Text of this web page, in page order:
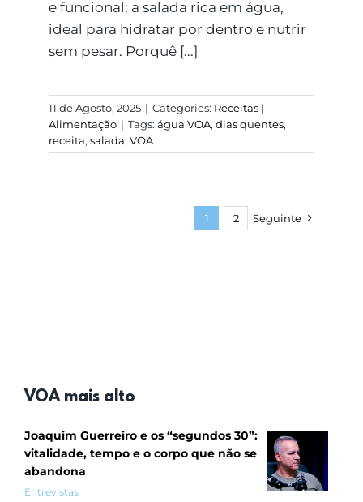
e funcional: a salada rica em água,
ideal para hidratar por dentro e nutrir
sem pesar. Porquê [...]
11 de Agosto, 2025 | Categories: Receitas |
Alimentação | Tags: água VOA, dias quentes,
receita, salada, VOA
1 2 Seguinte
VOA mais alto
Joaquim Guerreiro e os “segundos 30”:
vitalidade, tempo e o corpo que não se
abandona
Entrevistas